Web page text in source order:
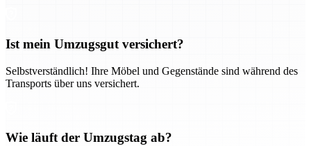
Ist mein Umzugsgut versichert?
Selbstverständlich! Ihre Möbel und Gegenstände sind während des
Transports über uns versichert.
Wie läuft der Umzugstag ab?